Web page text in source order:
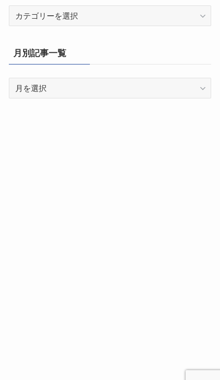
県
別
一
月別記事一覧